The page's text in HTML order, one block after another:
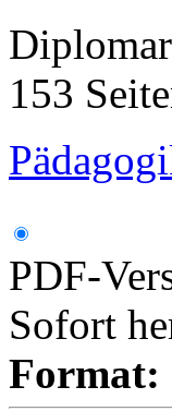
153
PDF-
Sofort
Format: